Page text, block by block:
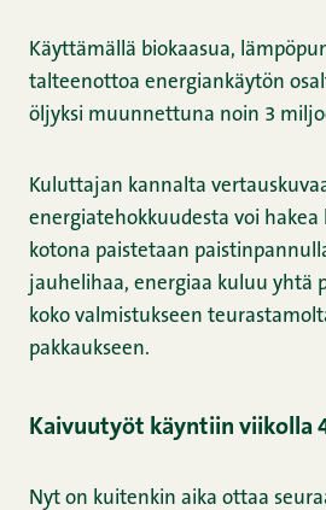
Käyttämällä biokaasua,
talteenottoa energiankäytön
öljyksi muunnettuna noin 3
Kuluttajan kannalta
energiatehokkuudesta voi hakea
kotona paistetaan
jauhelihaa, energiaa kuluu yhtä
koko valmistukseen
pakkaukseen.
Kaivuutyöt käyntiin viikolla
Nyt on kuitenkin aika ottaa